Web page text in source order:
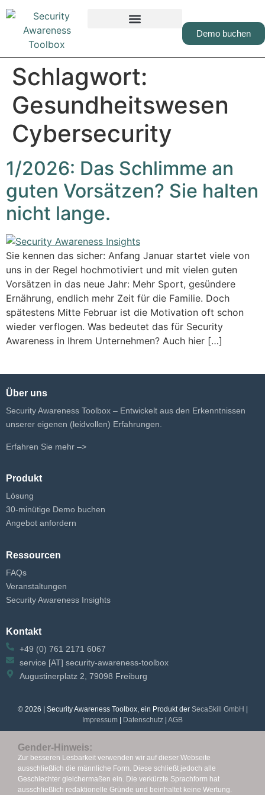
springen
Demo buchen
Schlagwort:
Gesundheitswesen
Cybersecurity
1/2026: Das Schlimme an
guten Vorsätzen? Sie halten
nicht lange.
Sie kennen das sicher: Anfang Januar startet viele von
uns in der Regel hochmotiviert und mit vielen guten
Vorsätzen in das neue Jahr: Mehr Sport, gesündere
Ernährung, endlich mehr Zeit für die Familie. Doch
spätestens Mitte Februar ist die Motivation oft schon
wieder verflogen. Was bedeutet das für Security
Awareness in Ihrem Unternehmen? Auch hier […]
Über uns
Security Awareness Toolbox – Entwickelt aus den Erkenntnissen
unserer eigenen (leidvollen) Erfahrungen.
Erfahren Sie mehr –>
Produkt
Lösung
30-minütige Demo buchen
Angebot anfordern
Ressourcen
FAQs
Veranstaltungen
Security Awareness Insights
Kontakt
+49 (0) 761 2171 6067
service [AT] security-awareness-toolbox
Augustinerplatz 2, 79098 Freiburg
© 2026 | Security Awareness Toolbox, ein Produkt der SecaSkill GmbH
Impressum
Datenschutz AGB
Gender-Hinweis:
Zur besseren Lesbarkeit verwenden wir auf dieser Webseite
ausschließlich die männliche Form. Diese schließt jedoch alle
Geschlechter gleichermaßen ein. Die verkürzte Sprachform hat
ausschließlich redaktionelle Gründe und beinhaltet keine Wertung.